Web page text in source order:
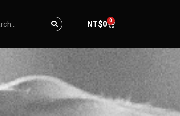
NT$0 0